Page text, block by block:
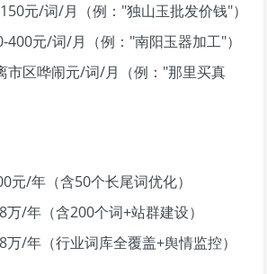
元/词/月（例："独山玉批发价钱"）
400元/词/月（例："南阳玉器加工"）
市区哗闹元/词/月（例："那里买真
元/年（含50个长尾词优化）
万/年（含200个词+站群建设）
万/年（行业词库全覆盖+舆情监控）